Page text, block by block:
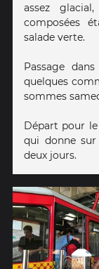
assez
composées
salade verte.
Passage
quelques
sommes
Départ pour
qui donne
deux jours.